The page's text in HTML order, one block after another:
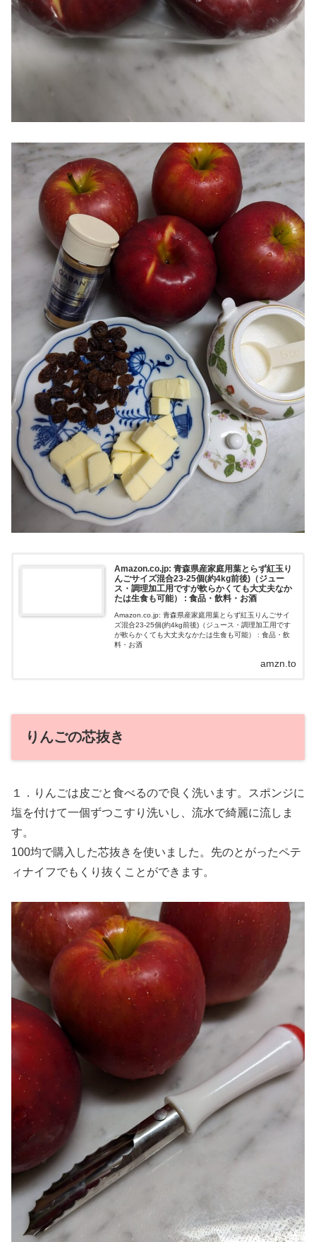
Amazon.co.jp: 青森県産家庭用葉とらず紅玉り
んごサイズ混合23-25個(約4kg前後)（ジュー
ス・調理加工用ですが軟らかくても大丈夫なか
たは生食も可能） : 食品・飲料・お酒
Amazon.co.jp: 青森県産家庭用葉とらず紅玉りんごサイ
ズ混合23-25個(約4kg前後)（ジュース・調理加工用です
が軟らかくても大丈夫なかたは生食も可能） : 食品・飲
料・お酒
amzn.to
りんごの芯抜き
１．りんごは皮ごと食べるので良く洗います。スポンジに
塩を付けて一個ずつこすり洗いし、流水で綺麗に流しま
す。
100均で購入した芯抜きを使いました。先のとがったペテ
ィナイフでもくり抜くことができます。